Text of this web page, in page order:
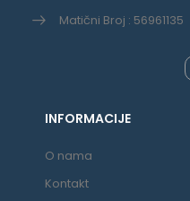
Matični Broj : 56961135
INFORMACIJE
O nama
Kontakt